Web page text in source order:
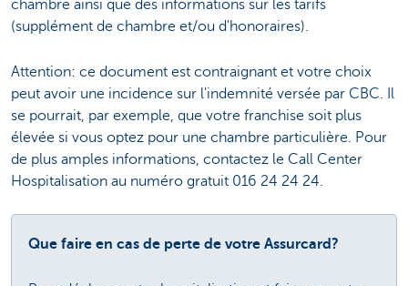
chambre ainsi que des informations sur les tarifs
(supplément de chambre et/ou d'honoraires).
Attention: ce document est contraignant et votre choix
peut avoir une incidence sur l'indemnité versée par CBC. Il
se pourrait, par exemple, que votre franchise soit plus
élevée si vous optez pour une chambre particulière. Pour
de plus amples informations, contactez le Call Center
Hospitalisation au numéro gratuit 016 24 24 24.
Que faire en cas de perte de votre Assurcard?